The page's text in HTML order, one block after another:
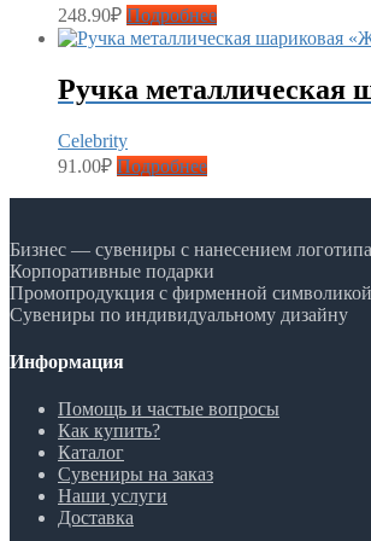
248.90₽ Подробнее
Ручка металлическая
Celebrity
91.00₽ Подробнее
Бизнес — сувениры с нанесением логотипа
Корпоративные подарки
Промопродукция с фирменной символикой
Сувениры по индивидуальному дизайну
Информация
Помощь и частые вопросы
Как купить?
Каталог
Сувениры на заказ
Наши услуги
Доставка